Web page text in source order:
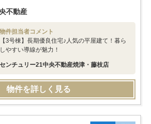
不動産
物件担当者コメント
【3号棟】長期優良住宅♪人気の平屋建て！暮ら
しやすい導線が魅力！
センチュリー21中央不動産焼津・藤枝店
物件を詳しく見る